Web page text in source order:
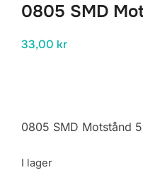
0805 SMD
33,00 kr
0805 SMD Motstånd
I lager